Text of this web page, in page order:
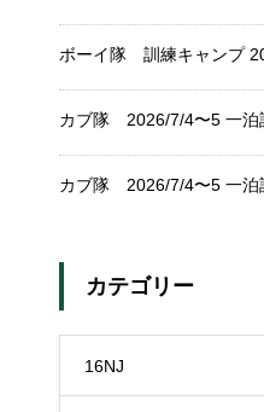
ボーイ隊 訓練キャンプ
カブ隊 2026/7/4〜5 一泊
カブ隊 2026/7/4〜5 一泊
カテゴリー
16NJ